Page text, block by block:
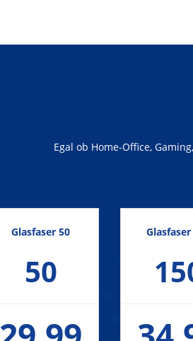
Egal ob Home-Office,
Glasfaser 50
50